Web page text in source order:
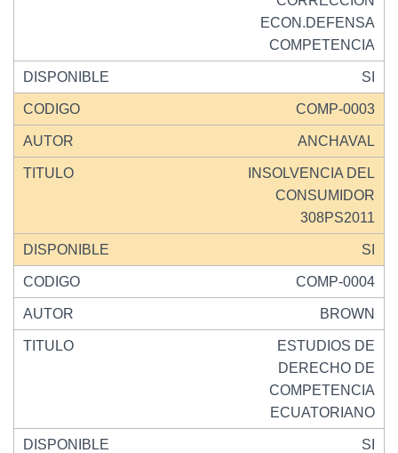
ECON.DEFENSA
COMPETENCIA
SI
COMP-0003
ANCHAVAL
INSOLVENCIA DEL
CONSUMIDOR
308PS2011
SI
COMP-0004
BROWN
ESTUDIOS DE
DERECHO DE
COMPETENCIA
ECUATORIANO
SI